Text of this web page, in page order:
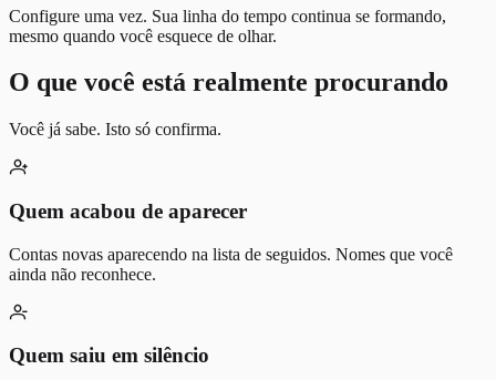
Configure uma vez. Sua linha do tempo continua se formando,
mesmo quando você esquece de olhar.
O que você está realmente procurando
Você já sabe. Isto só confirma.
Quem acabou de aparecer
Contas novas aparecendo na lista de seguidos. Nomes que você
ainda não reconhece.
Quem saiu em silêncio